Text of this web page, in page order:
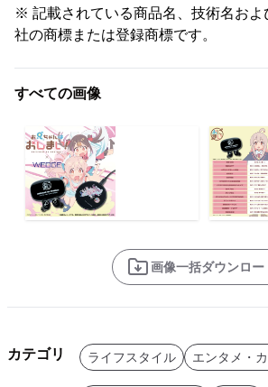
※ 記載されている商品名、技術名およ
社の商標または登録商標です。
すべての画像
画像一括ダウンロー
カテゴリ ライフスタイル エンタメ・